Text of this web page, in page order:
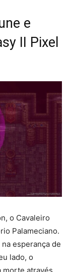
e
II Pixel
o Cavaleiro
Palameciano.
esperança de
lado, o